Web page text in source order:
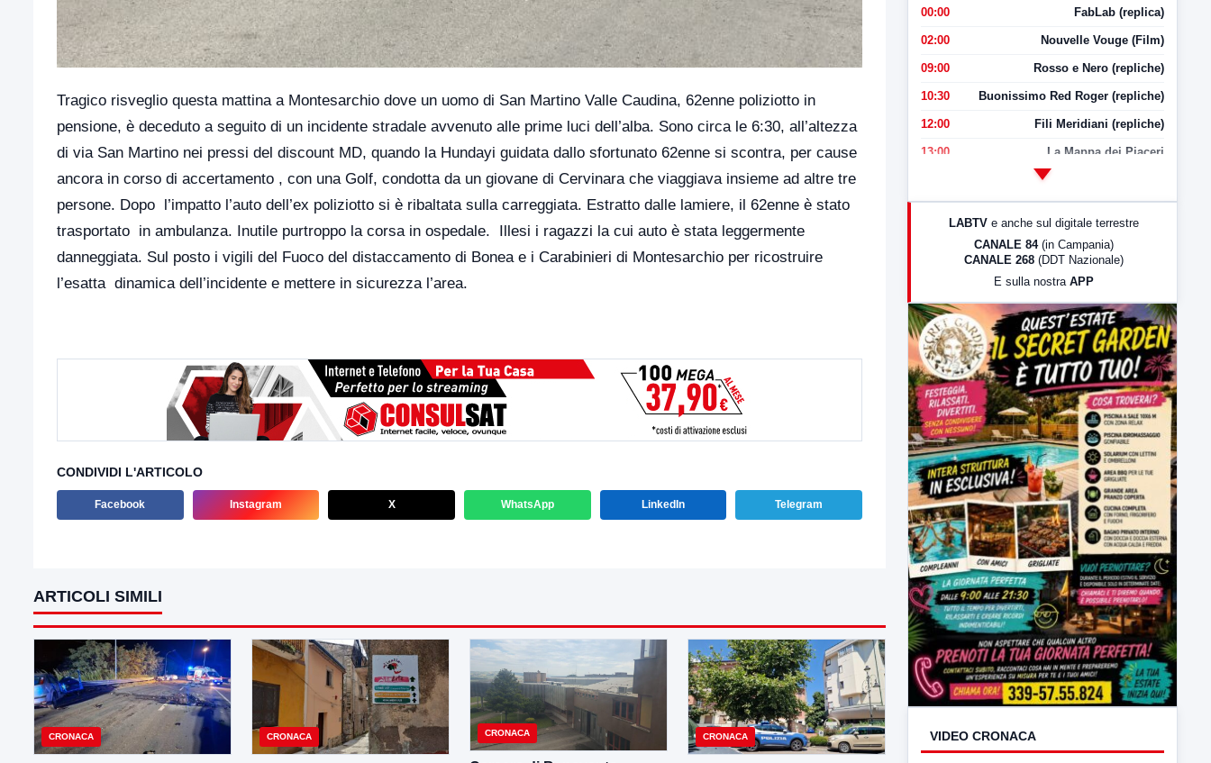
Tragico risveglio questa mattina a Montesarchio dove un uomo di San Martino Valle Caudina, 62enne poliziotto in
pensione, è deceduto a seguito di un incidente stradale avvenuto alle prime luci dell’alba. Sono circa le 6:30, all’altezza
di via San Martino nei pressi del discount MD, quando la Hundayi guidata dallo sfortunato 62enne si scontra, per cause
ancora in corso di accertamento , con una Golf, condotta da un giovane di Cervinara che viaggiava insieme ad altre tre
persone. Dopo l’impatto l’auto dell’ex poliziotto si è ribaltata sulla carreggiata. Estratto dalle lamiere, il 62enne è stato
trasportato in ambulanza. Inutile purtroppo la corsa in ospedale. Illesi i ragazzi la cui auto è stata leggermente
danneggiata. Sul posto i vigili del Fuoco del distaccamento di Bonea e i Carabinieri di Montesarchio per ricostruire
l’esatta dinamica dell’incidente e mettere in sicurezza l’area.
CONDIVIDI L'ARTICOLO
Facebook Instagram X WhatsApp LinkedIn Telegram
ARTICOLI SIMILI
CRONACA CRONACA CRONACA CRONACA
00:00 FabLab (replica)
02:00 Nouvelle Vouge (Film)
09:00 Rosso e Nero (repliche)
10:30 Buonissimo Red Roger (repliche)
12:00 Fili Meridiani (repliche)
13:00 La Mappa dei Piaceri
LabNews (Diretta)
23:00 LabNews (replica)
LABTV e anche sul digitale terrestre
CANALE 84 (in Campania)
CANALE 268 (DDT Nazionale)
E sulla nostra APP
VIDEO CRONACA
TUTTI I VIDEO